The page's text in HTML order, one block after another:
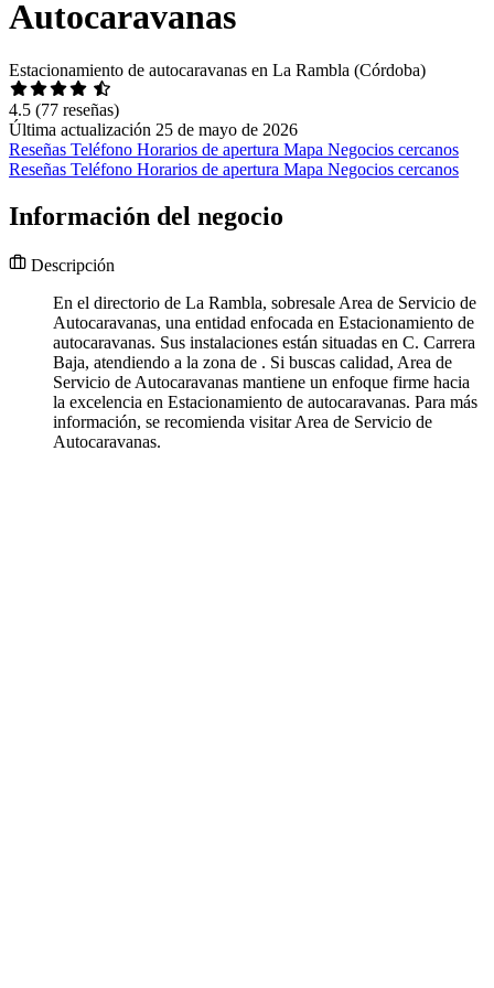
Autocaravanas
Estacionamiento de autocaravanas en La Rambla (Córdoba)
4.5 (77 reseñas)
Última actualización 25 de mayo de 2026
Reseñas Teléfono Horarios de apertura Mapa Negocios cercanos
Reseñas Teléfono Horarios de apertura Mapa Negocios cercanos
Información del negocio
Descripción
En el directorio de La Rambla, sobresale Area de Servicio de
Autocaravanas, una entidad enfocada en Estacionamiento de
autocaravanas. Sus instalaciones están situadas en C. Carrera
Baja, atendiendo a la zona de . Si buscas calidad, Area de
Servicio de Autocaravanas mantiene un enfoque firme hacia
la excelencia en Estacionamiento de autocaravanas. Para más
información, se recomienda visitar Area de Servicio de
Autocaravanas.